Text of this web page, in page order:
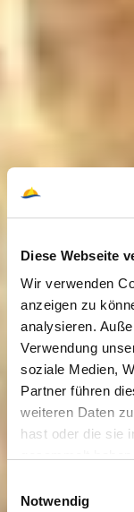
Diese Webseite
Wir verwenden
anzeigen zu
analysieren.
Verwendung
soziale Medien,
Partner führen
weiteren Daten
hast oder die sie
Notwendig